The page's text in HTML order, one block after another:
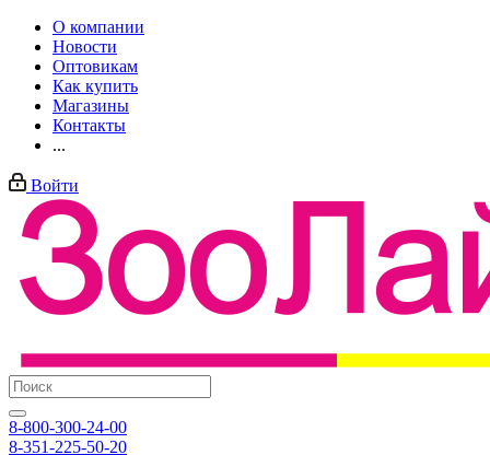
О компании
Новости
Оптовикам
Как купить
Магазины
Контакты
...
Войти
8-800-300-24-00
8-351-225-50-20